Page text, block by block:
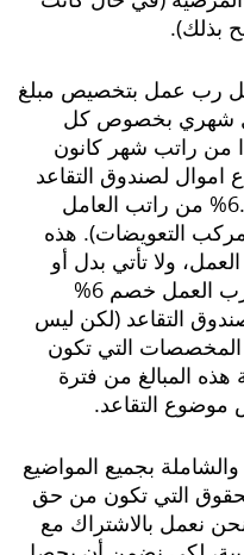
بذلك).
كل رب عمل بتخصيص مبلغ
شهري بخصوص كل
من راتب شهر كانون
اموال لصندوق التقاعد
على اسم العامل، وعلى الأقل 6.5% من راتب العامل
التعويضات). هذه
ولا تأتي بدل أو
على حساب راتب العامل. على رب العمل خصم 6%
التقاعد (لكن ليس
المخصصات التي تكون
المبالغ من فترة
موضوع التقاعد.
بجميع المواضيع
التي تكون من حق
نعمل بالاشتراك مع